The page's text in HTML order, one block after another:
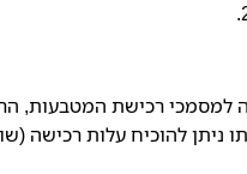
למסמכי רכישת המטבעות,
ניתן להוכיח עלות